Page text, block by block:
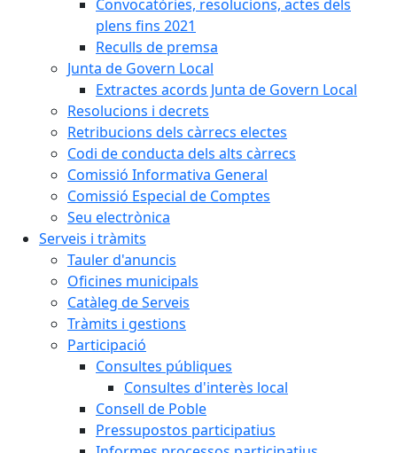
Convocatòries, resolucions, actes dels
plens fins 2021
Reculls de premsa
Junta de Govern Local
Extractes acords Junta de Govern Local
Resolucions i decrets
Retribucions dels càrrecs electes
Codi de conducta dels alts càrrecs
Comissió Informativa General
Comissió Especial de Comptes
Seu electrònica
Serveis i tràmits
Tauler d'anuncis
Oficines municipals
Catàleg de Serveis
Tràmits i gestions
Participació
Consultes públiques
Consultes d'interès local
Consell de Poble
Pressupostos participatius